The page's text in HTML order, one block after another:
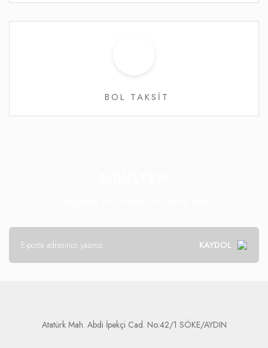
BOL TAKSİT
KAYDOL
Atatürk Mah. Abdi İpekçi Cad. No:42/1 SÖKE/AYDIN